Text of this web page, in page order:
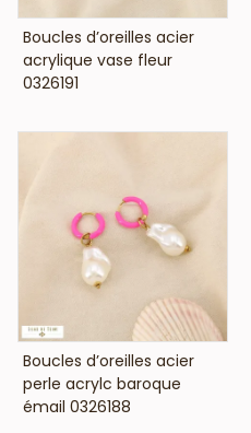
VOIR LE PRIX
Boucles d’oreilles acier
acrylique vase fleur
0326191
VOIR LE PRIX
Boucles d’oreilles acier
perle acrylc baroque
émail 0326188